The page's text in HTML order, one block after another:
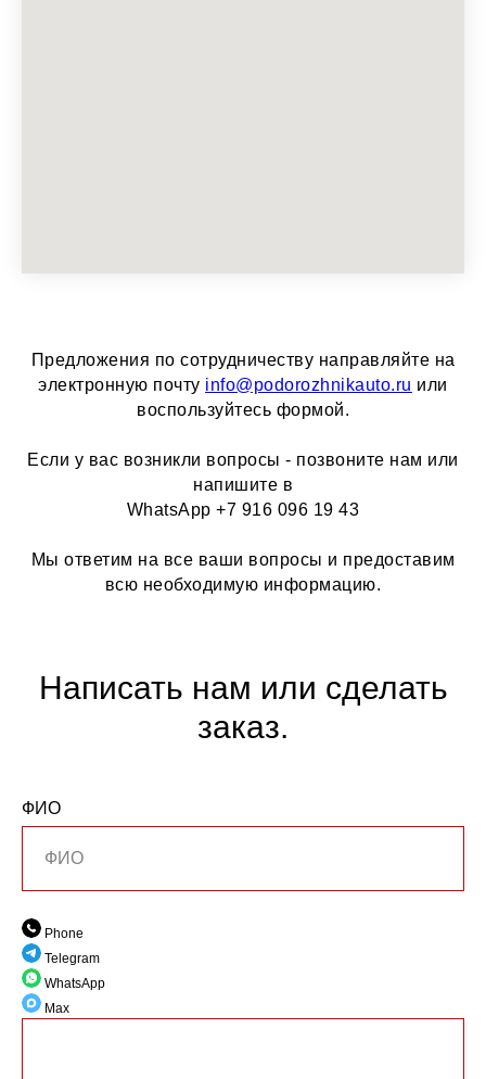
Предложения по сотрудничеству направляйте на
электронную почту info@podorozhnikauto.ru или
воспользуйтесь формой.
Если у вас возникли вопросы - позвоните нам или
напишите в
WhatsApp +7 916 096 19 43
Мы ответим на все ваши вопросы и предоставим
всю необходимую информацию.
Написать нам или сделать
заказ.
ФИО
Phone
Telegram
WhatsApp
Max